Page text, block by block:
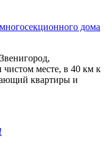
дома
чистом месте, в 40 км к
квартиры и